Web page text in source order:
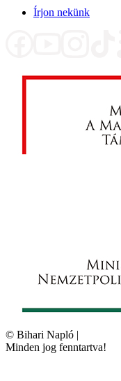
Írjon nekünk
© Bihari Napló |
Minden jog fenntartva!